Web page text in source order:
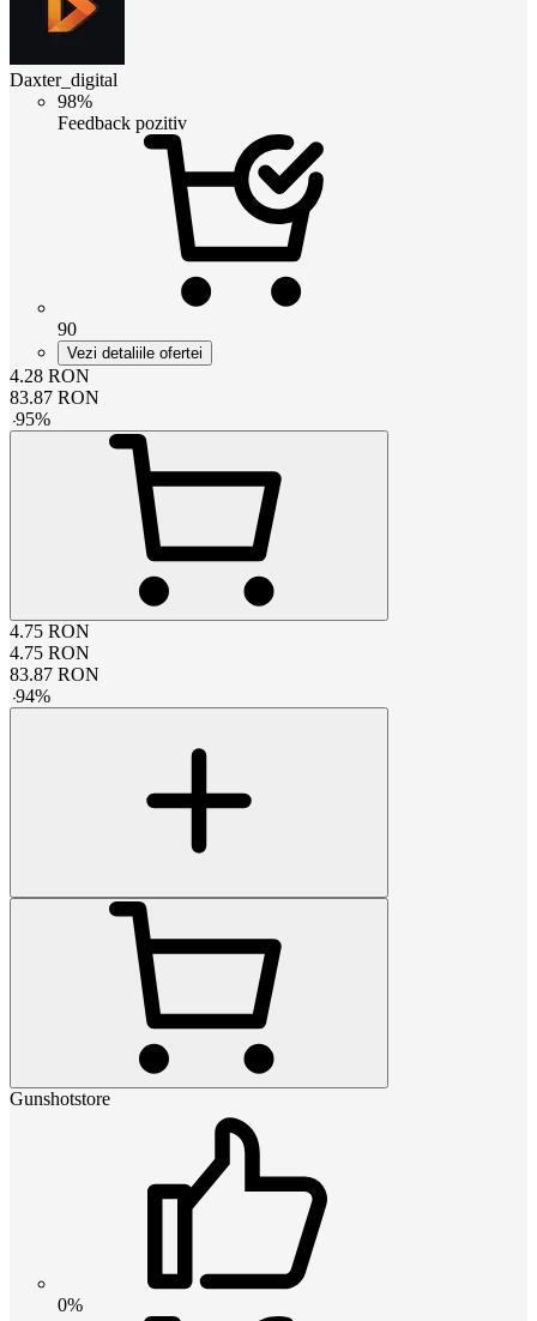
Daxter_digital
98%
Feedback pozitiv
90
Vezi detaliile ofertei
4.28 RON
83.87 RON
-95%
4.75 RON
4.75 RON
83.87 RON
-94%
Gunshotstore
0%